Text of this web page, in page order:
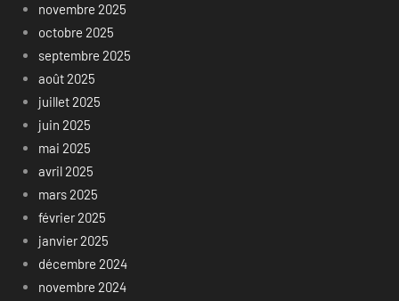
novembre 2025
octobre 2025
septembre 2025
août 2025
juillet 2025
juin 2025
mai 2025
avril 2025
mars 2025
février 2025
janvier 2025
décembre 2024
novembre 2024